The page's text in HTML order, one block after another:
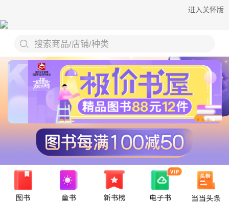
进入关怀版
搜索商品/店铺/种类